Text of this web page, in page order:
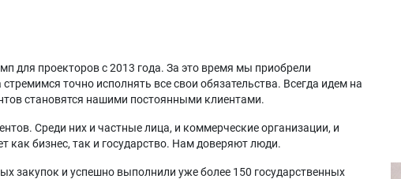
для проекторов с 2013 года. За это время мы приобрели
точно исполнять все свои обязательства. Всегда идем на
становятся нашими постоянными клиентами.
Среди них и частные лица, и коммерческие организации, и
как бизнес, так и государство. Нам доверяют люди.
закупок и успешно выполнили уже более 150 государственных